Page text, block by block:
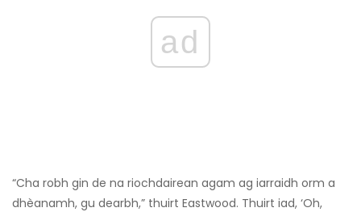
ad
“Cha robh gin de na riochdairean agam ag iarraidh orm a
dhèanamh, gu dearbh,” thuirt Eastwood. Thuirt iad, ‘Oh,